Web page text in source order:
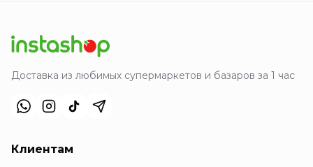
Доставка из любимых супермаркетов и базаров за 1 час
Клиентам